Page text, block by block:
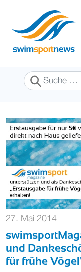
Suchen
27. Mai 2014
und
für frühe